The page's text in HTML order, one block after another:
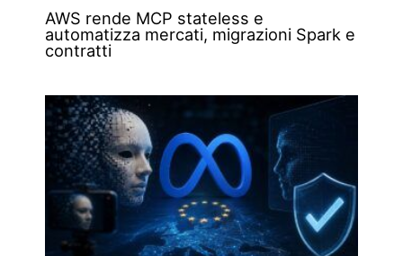
AWS rende MCP stateless e
automatizza mercati, migrazioni Spark e
contratti